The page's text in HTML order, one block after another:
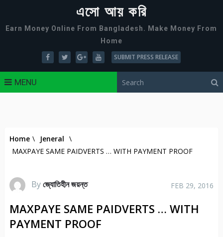
এসো আয় করি
Earn Money Online From Bangladesh. Make Money From
Home
SUBMIT PRESS RELEASE
MENU
Home \ Jeneral \
MAXPAYE SAME PAIDVERTS … WITH PAYMENT PROOF
Byজ্যোতিহীন জয়ন্ত FEB 29, 2016
MAXPAYE SAME PAIDVERTS … WITH
PAYMENT PROOF